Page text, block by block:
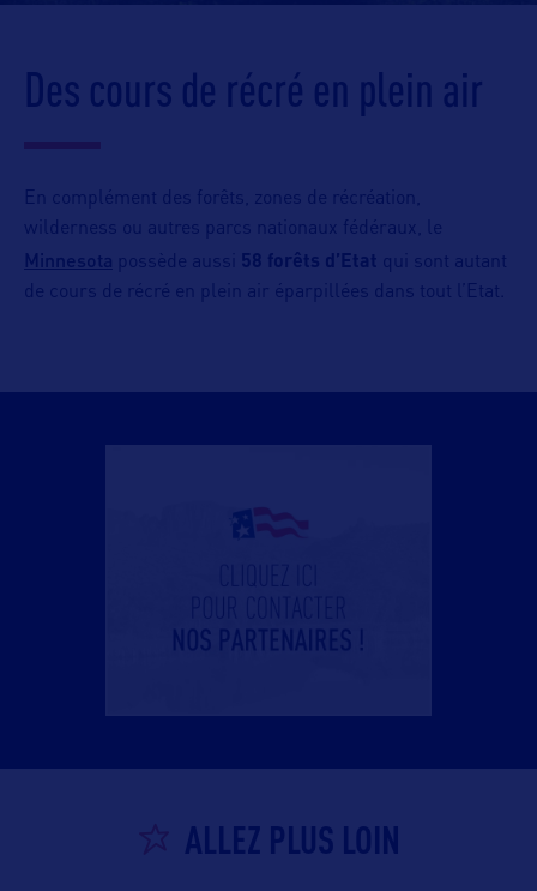
Des cours de récré en plein air
En complément des forêts, zones de récréation,
wilderness ou autres parcs nationaux fédéraux, le
Minnesota possède aussi 58 forêts d’Etat qui sont autant
de cours de récré en plein air éparpillées dans tout l’Etat.
ALLEZ PLUS LOIN